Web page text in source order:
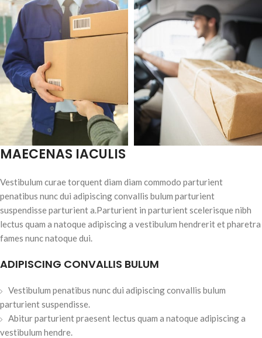
MAECENAS IACULIS
Vestibulum curae torquent diam diam commodo parturient
penatibus nunc dui adipiscing convallis bulum parturient
suspendisse parturient a.Parturient in parturient scelerisque nibh
lectus quam a natoque adipiscing a vestibulum hendrerit et pharetra
fames nunc natoque dui.
ADIPISCING CONVALLIS BULUM
Vestibulum penatibus nunc dui adipiscing convallis bulum
parturient suspendisse.
Abitur parturient praesent lectus quam a natoque adipiscing a
vestibulum hendre.